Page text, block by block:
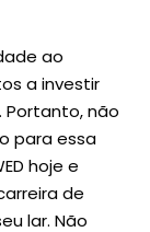
ao
a investir
Portanto, não
para essa
hoje e
de
lar. Não